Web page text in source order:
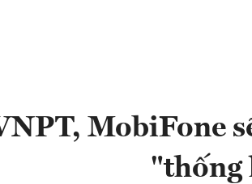
MobiFone
"thống